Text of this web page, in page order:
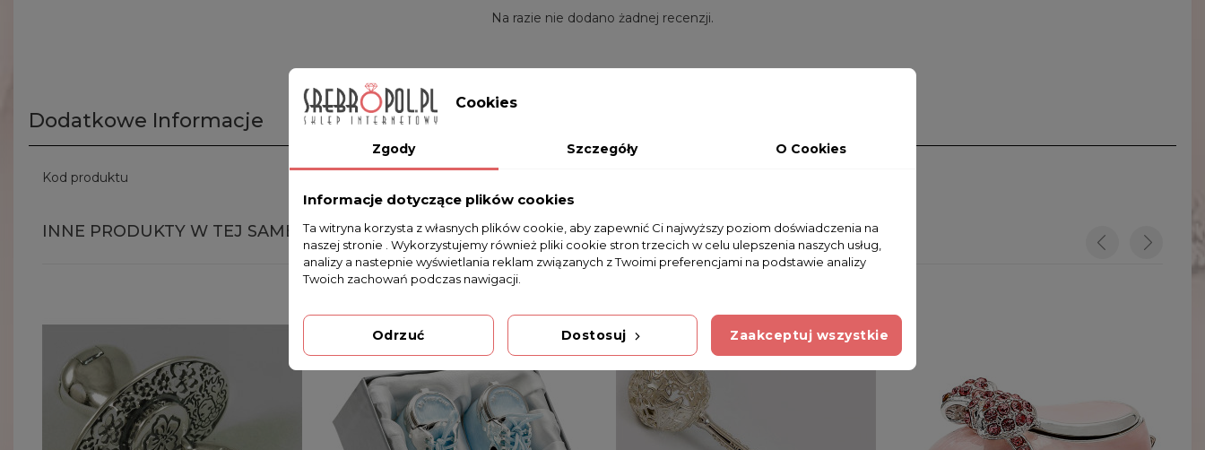
Na razie nie dodano żadnej recenzji.
Dodatkowe Informacje
Kod produktu
INNE PRODUKTY W TEJ SAMEJ KATEGORII
Cookies
Zgody Szczegóły O Cookies
Informacje dotyczące plików cookies
Ta witryna korzysta z własnych plików cookie, aby zapewnić Ci najwyższy poziom doświadczenia na
naszej stronie . Wykorzystujemy również pliki cookie stron trzecich w celu ulepszenia naszych usług,
analizy a nastepnie wyświetlania reklam związanych z Twoimi preferencjami na podstawie analizy
Twoich zachowań podczas nawigacji.
Odrzuć Dostosuj Zaakceptuj wszystkie